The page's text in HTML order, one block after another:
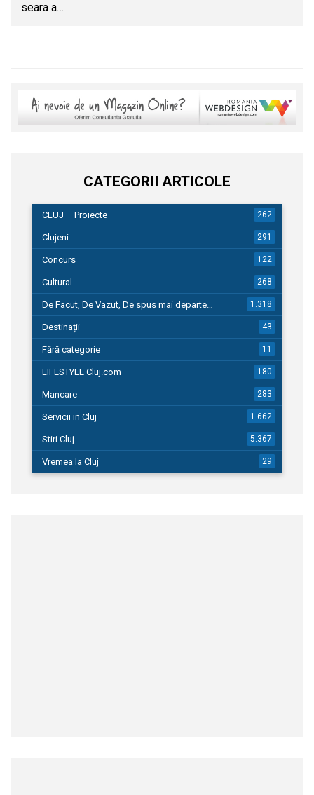
seara a…
CATEGORII ARTICOLE
CLUJ – Proiecte 262
Clujeni 291
Concurs 122
Cultural 268
De Facut, De Vazut, De spus mai departe… 1.318
Destinații 43
Fără categorie 11
LIFESTYLE Cluj.com 180
Mancare 283
Servicii in Cluj 1.662
Stiri Cluj 5.367
Vremea la Cluj 29